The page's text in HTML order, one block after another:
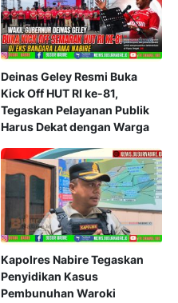
Deinas Geley Resmi Buka
Kick Off HUT RI ke-81,
Tegaskan Pelayanan Publik
Harus Dekat dengan Warga
Kapolres Nabire Tegaskan
Penyidikan Kasus
Pembunuhan Waroki